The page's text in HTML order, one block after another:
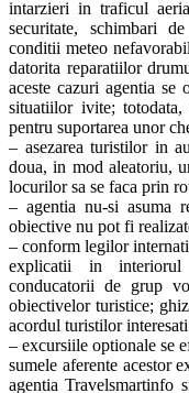
intarzieri in traficul
securitate, schimbari
conditii meteo
datorita reparatiilor
aceste cazuri agentia se
situatiilor ivite;
pentru suportarea unor
– asezarea turistilor in
doua, in mod aleatoriu,
locurilor sa se faca prin
– agentia nu-si asuma
obiective nu pot fi
– conform legilor
explicatii in interiorul
conducatorii de grup
obiectivelor turistice;
acordul turistilor
– excursiile optionale se
sumele aferente acestor
agentia Travelsmartinfo